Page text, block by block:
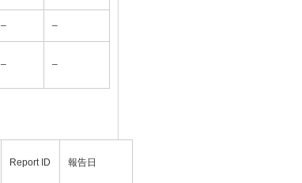
– –
– –
Report ID 報告日